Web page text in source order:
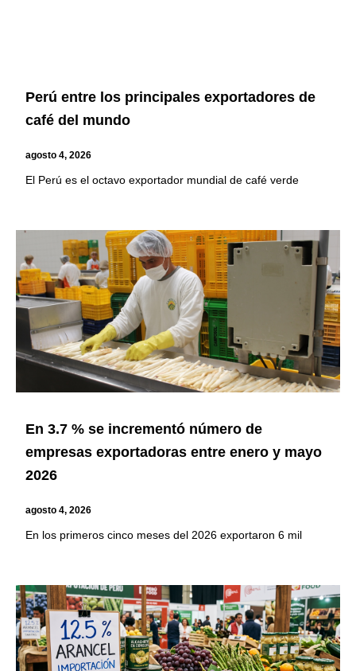
Perú entre los principales exportadores de
café del mundo
agosto 4, 2026
El Perú es el octavo exportador mundial de café verde
En 3.7 % se incrementó número de
empresas exportadoras entre enero y mayo
2026
agosto 4, 2026
En los primeros cinco meses del 2026 exportaron 6 mil